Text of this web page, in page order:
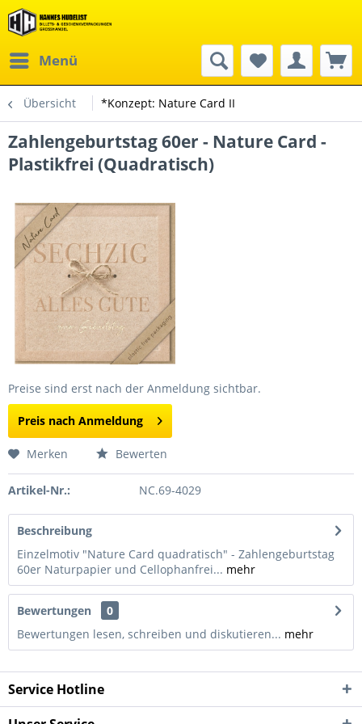
Menü
Übersicht *Konzept: Nature Card II
Zahlengeburtstag 60er - Nature Card -
Plastikfrei (Quadratisch)
Preise sind erst nach der Anmeldung sichtbar.
Preis nach Anmeldung
Merken Bewerten
Artikel-Nr.: NC.69-4029
Beschreibung
Einzelmotiv "Nature Card quadratisch" - Zahlengeburtstag
60er Naturpapier und Cellophanfrei... mehr
Bewertungen
0
Bewertungen lesen, schreiben und diskutieren... mehr
Service Hotline